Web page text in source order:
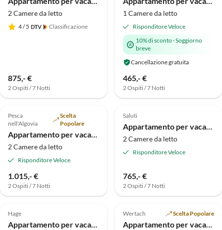
2 Camere da letto
4/ 5 Classificazione
875,- €
2 Ospiti / 7 Notti
1 Camere da letto
Risponditore Veloce
10% di sconto·Soggiorno
breve
Cancellazione gratuita
465,- €
2 Ospiti / 7 Notti
Alto
5.0 (1)
Pesca
nell'Algovia
Scelta
Popolare
Appartamento per vacanze Appartamento vacanze al piano terra nella casa Dornröschen
2 Camere da letto
Risponditore Veloce
1.015,- €
2 Ospiti / 7 Notti
Alto
Saluti
Appartamento per vacanze Küstenzeit
2 Camere da letto
Risponditore Veloce
765,- €
2 Ospiti / 7 Notti
Alto
Hage
Appartamento per vacanze Mühlenblick 3
Tour
Alto
Wertach Scelta Popolare
Appartamento per vacanze Appartamento monolocale